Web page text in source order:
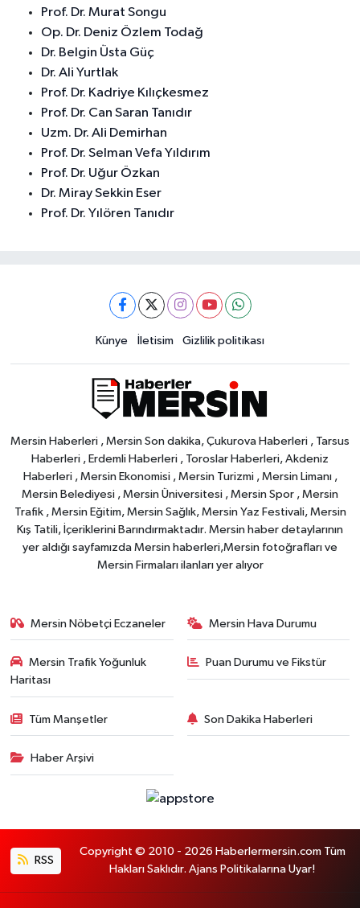
Prof. Dr. Murat Songu
Op. Dr. Deniz Özlem Todağ
Dr. Belgin Üsta Güç
Dr. Ali Yurtlak
Prof. Dr. Kadriye Kılıçkesmez
Prof. Dr. Can Saran Tanıdır
Uzm. Dr. Ali Demirhan
Prof. Dr. Selman Vefa Yıldırım
Prof. Dr. Uğur Özkan
Dr. Miray Sekkin Eser
Prof. Dr. Yılören Tanıdır
Künye İletisim Gizlilik politikası
Mersin Haberleri , Mersin Son dakika, Çukurova Haberleri , Tarsus
Haberleri , Erdemli Haberleri , Toroslar Haberleri, Akdeniz
Haberleri , Mersin Ekonomisi , Mersin Turizmi , Mersin Limanı ,
Mersin Belediyesi , Mersin Üniversitesi , Mersin Spor , Mersin
Trafik , Mersin Eğitim, Mersin Sağlık, Mersin Yaz Festivali, Mersin
Kış Tatili, İçeriklerini Barındırmaktadır. Mersin haber detaylarının
yer aldığı sayfamızda Mersin haberleri,Mersin fotoğrafları ve
Mersin Firmaları ilanları yer alıyor
Mersin Nöbetçi Eczaneler Mersin Hava Durumu
Mersin Trafik Yoğunluk
Haritası
Puan Durumu ve Fikstür
Tüm Manşetler Son Dakika Haberleri
Haber Arşivi
RSS
Copyright © 2010 - 2026 Haberlermersin.com Tüm
Hakları Saklıdır. Ajans Politikalarına Uyar!